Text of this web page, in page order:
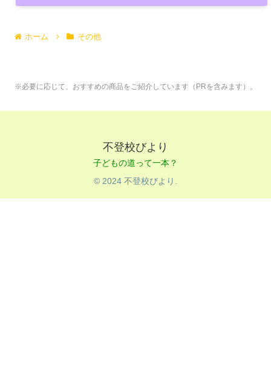
ホーム その他
※必要に応じて、おすすめの商品をご紹介しています（PRを含みます）。
不登校びより
© 2024 不登校びより.